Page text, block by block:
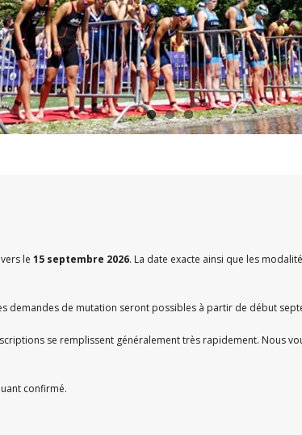
le 15 septembre 2026. La date exacte ainsi que les
demandes de mutation seront possibles à partir de début
se remplissent généralement très rapidement. Nous
confirmé.